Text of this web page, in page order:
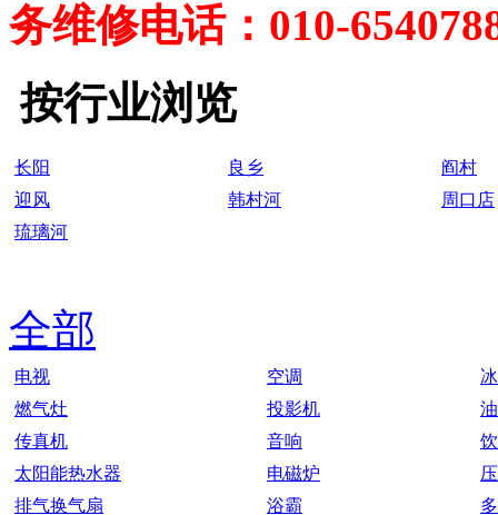
务维修电话：010-
按行业浏览
长阳 良乡
阎村
迎风
韩村河
周口店
琉璃河
全部
电视 空调
燃气灶
投影机
传真机
音响
太阳能热水器
电磁炉
排气换气扇
浴霸